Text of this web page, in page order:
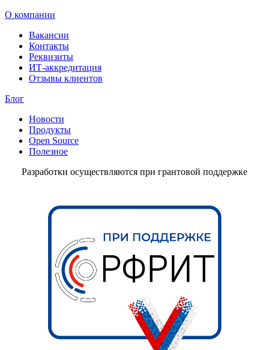
О компании
Вакансии
Контакты
Реквизиты
ИТ-аккредитация
Отзывы клиентов
Блог
Новости
Продукты
Open Source
Полезное
Разработки осуществляются при грантовой поддержке